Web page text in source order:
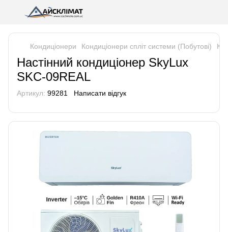
Кондиціонери Кондиціонери спліт системи (Побутові)
Настінний кондиціонер SkyLux
SKC-09REAL
Артикул: 99281 Написати відгук